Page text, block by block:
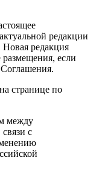
редакции
Новая редакция
если
странице по
между
с